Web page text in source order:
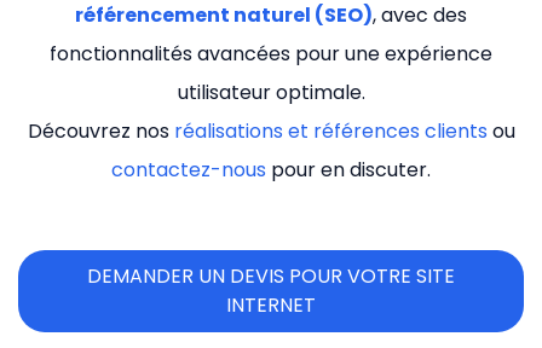
référencement naturel (SEO), avec des
fonctionnalités avancées pour une expérience
utilisateur optimale.
Découvrez nos réalisations et références clients ou
contactez-nous pour en discuter.
DEMANDER UN DEVIS POUR VOTRE SITE
INTERNET